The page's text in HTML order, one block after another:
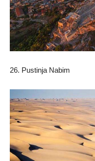
26. Pustinja Nabim